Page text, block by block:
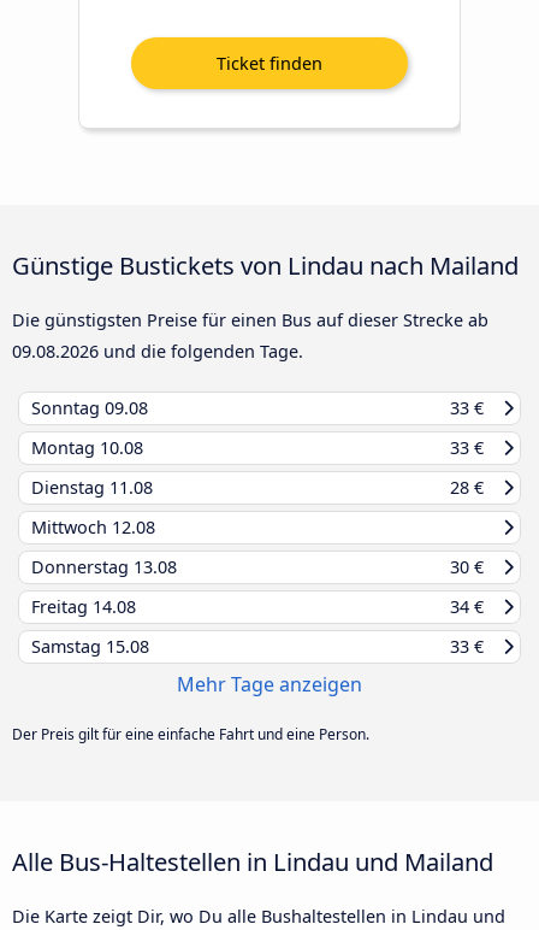
Günstige Bustickets von Lindau nach Mailand
Die günstigsten Preise für einen Bus auf dieser Strecke ab
09.08.2026 und die folgenden Tage.
Sonntag 09.08
33 €
Montag 10.08
33 €
Dienstag 11.08
28 €
Mittwoch 12.08
Donnerstag 13.08
30 €
Freitag 14.08
34 €
Samstag 15.08 33 €
Mehr Tage anzeigen
Der Preis gilt für eine einfache Fahrt und eine Person.
Alle Bus-Haltestellen in Lindau und Mailand
Die Karte zeigt Dir, wo Du alle Bushaltestellen in Lindau und